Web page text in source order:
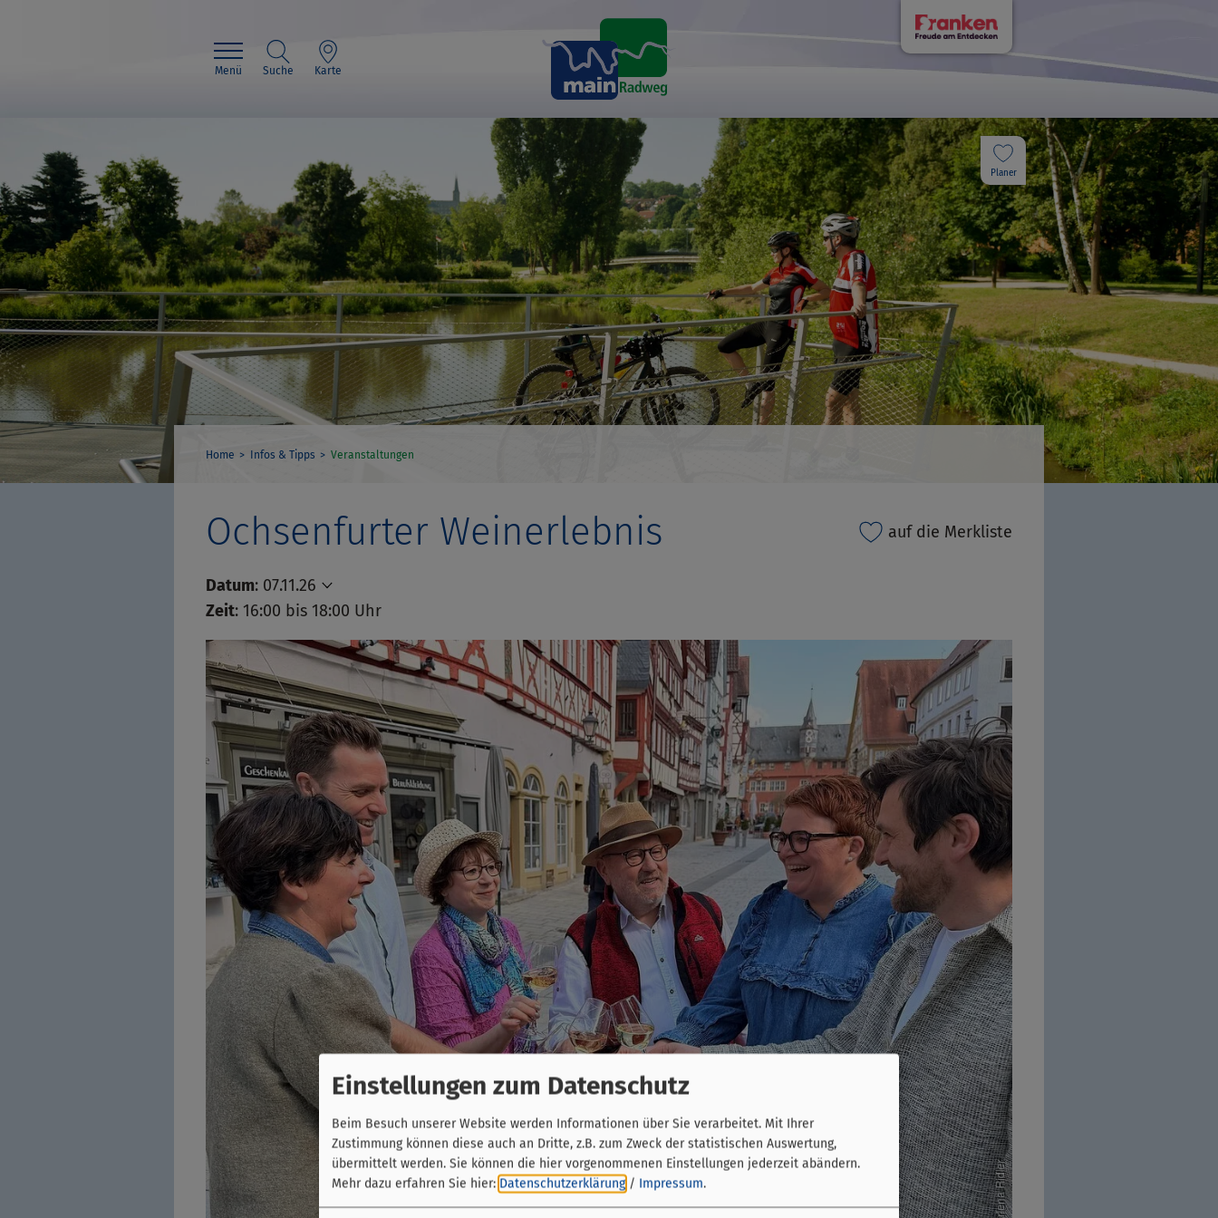
Menü Suche Karte
Planer
Home Infos & Tipps Veranstaltungen
auf die Merkliste
Ochsenfurter Weinerlebnis
Datum: 07.11.26
Zeit: 16:00 bis 18:00 Uhr
Einstellungen zum Datenschutz
Beim Besuch unserer Website werden Informationen über Sie verarbeitet. Mit Ihrer
Zustimmung können diese auch an Dritte, z.B. zum Zweck der statistischen Auswertung,
übermittelt werden. Sie können die hier vorgenommenen Einstellungen jederzeit abändern.
Mehr dazu erfahren Sie hier: Datenschutzerklärung / Impressum.